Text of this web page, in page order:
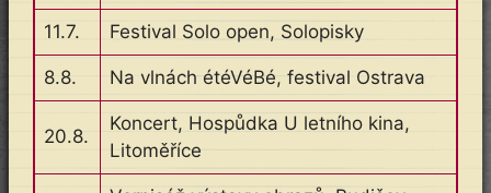
11.7. Festival Solo open, Solopisky
8.8. Na vlnách étéVéBé, festival Ostrava
20.8.
Koncert, Hospůdka U letního kina,
Litoměříce